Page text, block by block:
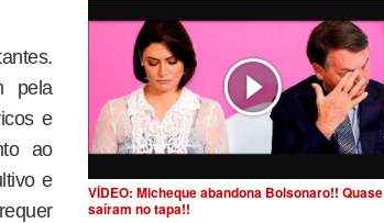
pela
e
ao
e
VÍDEO: Micheque abandona Bolsonaro!! Quase
saíram no tapa!!